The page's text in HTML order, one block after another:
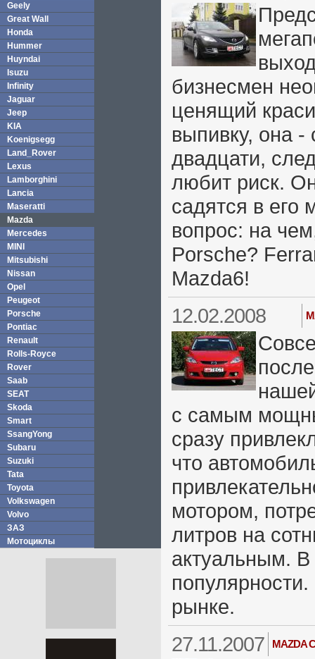
Geely
Great Wall
Honda
Hummer
Huyndai
Isuzu
Infinity
Jaguar
Jeep
KIA
Koenigsegg
Land_Rover
Lexus
Lamborghini
Lancia
Maseratti
Mazda
Mercedes
MINI
Mitsubishi
Nissan
Opel
Peugeot
Porsche
Pontiac
Renault
Rolls-Royce
Rover
Saab
SEAT
Skoda
Smart
SsangYong
Subaru
Suzuki
Tata
Toyota
Volkswagen
Volvo
ЗАЗ
Мотоциклы
бизнесмен
ценящий
выпивку, она -
двадцати,
любит риск.
садятся в его
вопрос: на
Porsche?
Mazda6!
12.02.2008
с самым
сразу
что
мотором,
литров на
актуальным. В
рынке.
27.11.2007
MAZDA